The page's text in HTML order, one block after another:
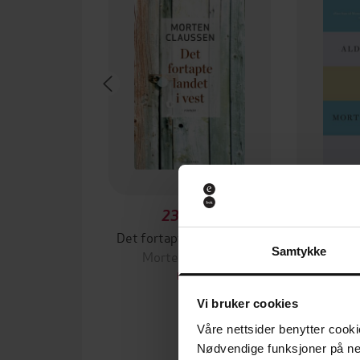
Samtykke
Vi bruker cookies
Våre nettsider benytter
Nødvendige funksjoner på
239,20,-
Det fortapte landet i vest
Morten Claussen
EBOK